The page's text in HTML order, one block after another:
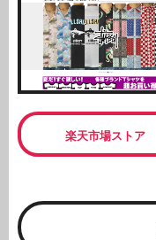
楽天市場ストア